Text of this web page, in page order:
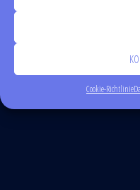
Cookie-Richtlinie